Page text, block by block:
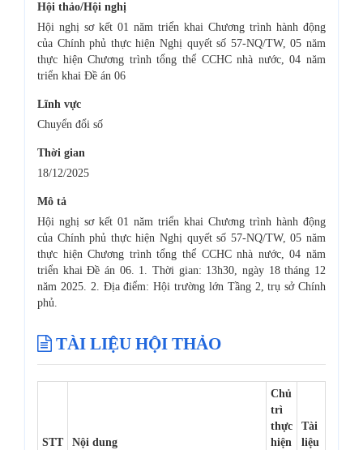
Hội thảo/Hội nghị
Hội nghị sơ kết 01 năm triển khai Chương trình hành động
của Chính phủ thực hiện Nghị quyết số 57-NQ/TW, 05 năm
thực hiện Chương trình tổng thể CCHC nhà nước, 04 năm
triển khai Đề án 06
Lĩnh vực
Chuyển đổi số
Thời gian
18/12/2025
Mô tả
Hội nghị sơ kết 01 năm triển khai Chương trình hành động
của Chính phủ thực hiện Nghị quyết số 57-NQ/TW, 05 năm
thực hiện Chương trình tổng thể CCHC nhà nước, 04 năm
triển khai Đề án 06. 1. Thời gian: 13h30, ngày 18 tháng 12
năm 2025. 2. Địa điểm: Hội trường lớn Tầng 2, trụ sở Chính
phủ.
TÀI LIỆU HỘI THẢO
STT Nội dung
Chủ
trì
thực
hiện
Tài
liệu